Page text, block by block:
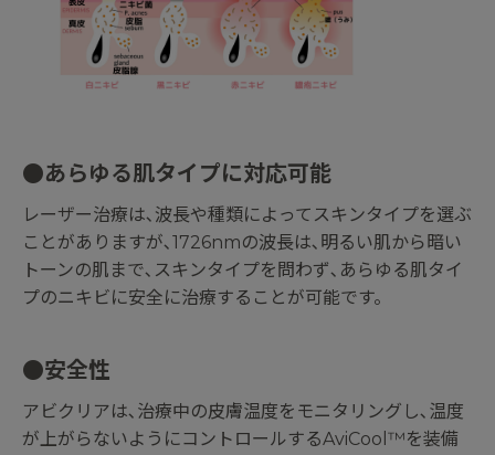
●あらゆる肌タイプに対応可能
レーザー治療は､波長や種類によってスキンタイプを選ぶ
ことがありますが､1726nmの波長は､明るい肌から暗い
トーンの肌まで､スキンタイプを問わず､あらゆる肌タイ
プのニキビに安全に治療することが可能です。
●安全性
アビクリアは､治療中の皮膚温度をモニタリングし､温度
が上がらないようにコントロールするAviCool™を装備